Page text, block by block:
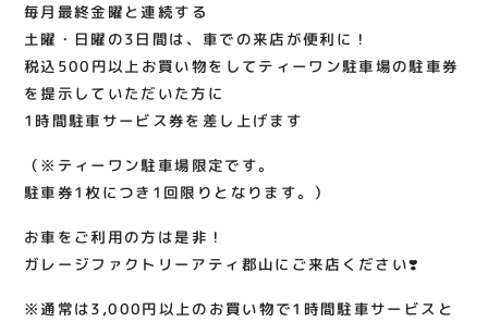
毎月最終金曜と連続する
土曜・日曜の3日間は、車での来店が便利に！
税込500円以上お買い物をしてティーワン駐車場の駐車券
を提示していただいた方に
1時間駐車サービス券を差し上げます
（※ティーワン駐車場限定です。
駐車券1枚につき1回限りとなります。）
お車をご利用の方は是非！
ガレージファクトリーアティ郡山にご来店ください❣️
※通常は3,000円以上のお買い物で1時間駐車サービスと